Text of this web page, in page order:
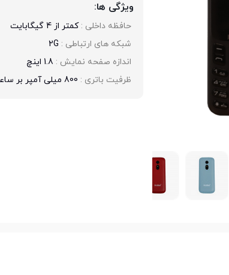
ویژگی ها:
حافظه داخلی : کمتر از 4 گیگابایت
شبکه های ارتباطی : 2G
اندازه صفحه نمایش : 1.8 اینچ
ظرفیت باتری : 800 میلی آمپر بر ساعت